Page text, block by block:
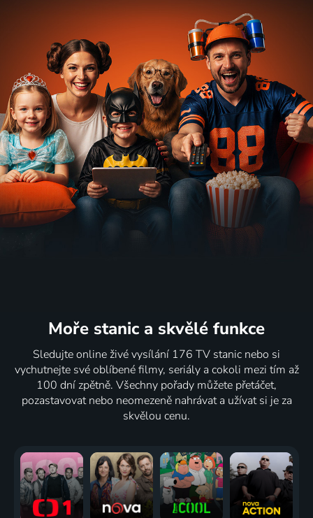
Moře stanic a skvělé funkce
Sledujte online živé vysílání 176 TV stanic nebo si
vychutnejte své oblíbené filmy, seriály a cokoli mezi tím až
100 dní zpětně. Všechny pořady můžete přetáčet,
pozastavovat nebo neomezeně nahrávat a užívat si je za
skvělou cenu.